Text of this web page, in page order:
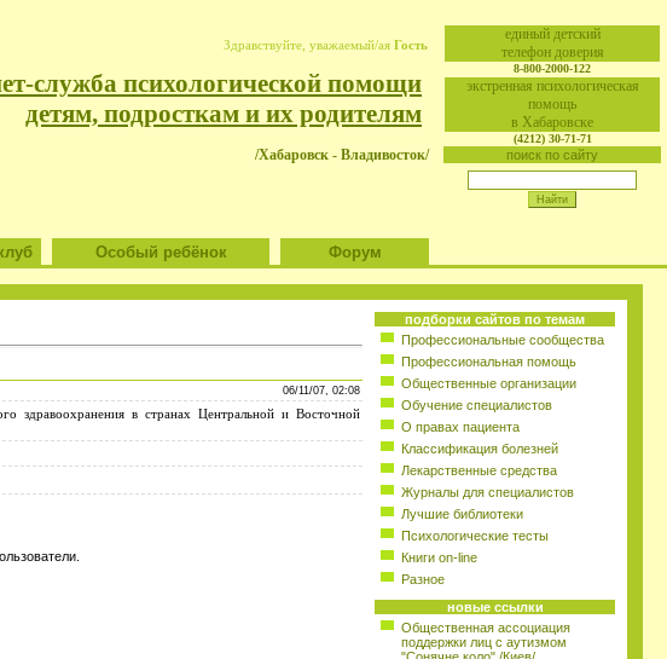
eдиный детский
телефон доверия
8-800-2000-122
экстренная психологическая
помощь
в Хабаровске
(4212) 30-71-71
поиск по сайту
Здравствуйте, уважаемый/ая Гость
служба психологической помощи
детям, подросткам и их родителям
/Хабаровск - Владивосток/
Особый ребёнок Форум
06/11/07, 02:08
здравоохранения в странах Центральной и Восточной
подборки сайтов по темам
Профессиональные сообщества
Профессиональная помощь
Общественные организации
Обучение специалистов
О правах пациента
Классификация болезней
Лекарственные средства
Журналы для специалистов
Лучшие библиотеки
Психологические тесты
Книги on-line
Разное
новые ссылки
Общественная ассоциация
поддержки лиц с аутизмом